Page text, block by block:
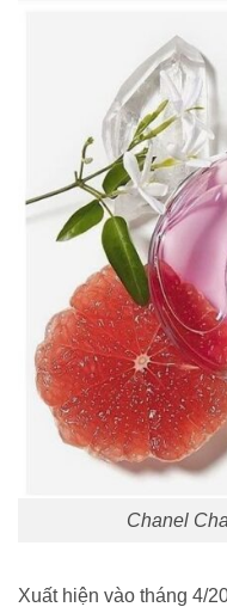
Chanel
Xuất hiện vào tháng 4/